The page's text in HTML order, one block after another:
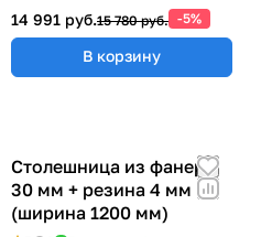
14 991 руб.15 780 руб. -5%
В корзину
Столешница из фанеры
30 мм + резина 4 мм
(ширина 1200 мм)